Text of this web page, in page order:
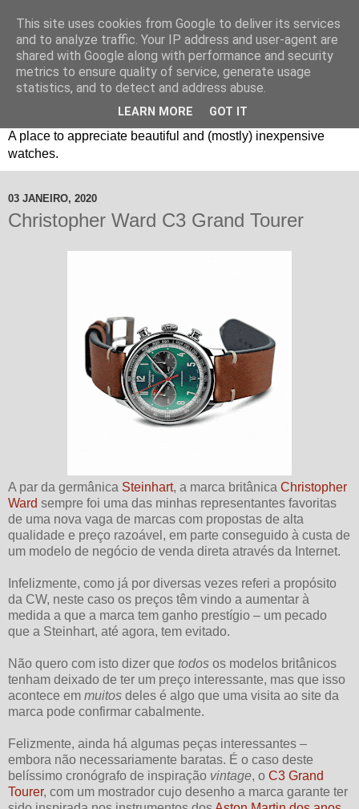
Um espaço sobre relógios "B3": Bons, Bonitos e Baratos. //
A place to appreciate beautiful and (mostly) inexpensive
watches.
03 JANEIRO, 2020
Christopher Ward C3 Grand Tourer
A par da germânica Steinhart, a marca britânica Christopher
Ward sempre foi uma das minhas representantes favoritas
de uma nova vaga de marcas com propostas de alta
qualidade e preço razoável, em parte conseguido à custa de
um modelo de negócio de venda direta através da Internet.
Infelizmente, como já por diversas vezes referi a propósito
da CW, neste caso os preços têm vindo a aumentar à
medida a que a marca tem ganho prestígio – um pecado
que a Steinhart, até agora, tem evitado.
Não quero com isto dizer que todos os modelos britânicos
tenham deixado de ter um preço interessante, mas que isso
acontece em muitos deles é algo que uma visita ao site da
marca pode confirmar cabalmente.
Felizmente, ainda há algumas peças interessantes –
embora não necessariamente baratas. É o caso deste
belíssimo cronógrafo de inspiração vintage, o C3 Grand
Tourer, com um mostrador cujo desenho a marca garante ter
This site uses cookies from Google to deliver its services
and to analyze traffic. Your IP address and user-agent are
shared with Google along with performance and security
metrics to ensure quality of service, generate usage
statistics, and to detect and address abuse.
LEARN MORE GOT IT